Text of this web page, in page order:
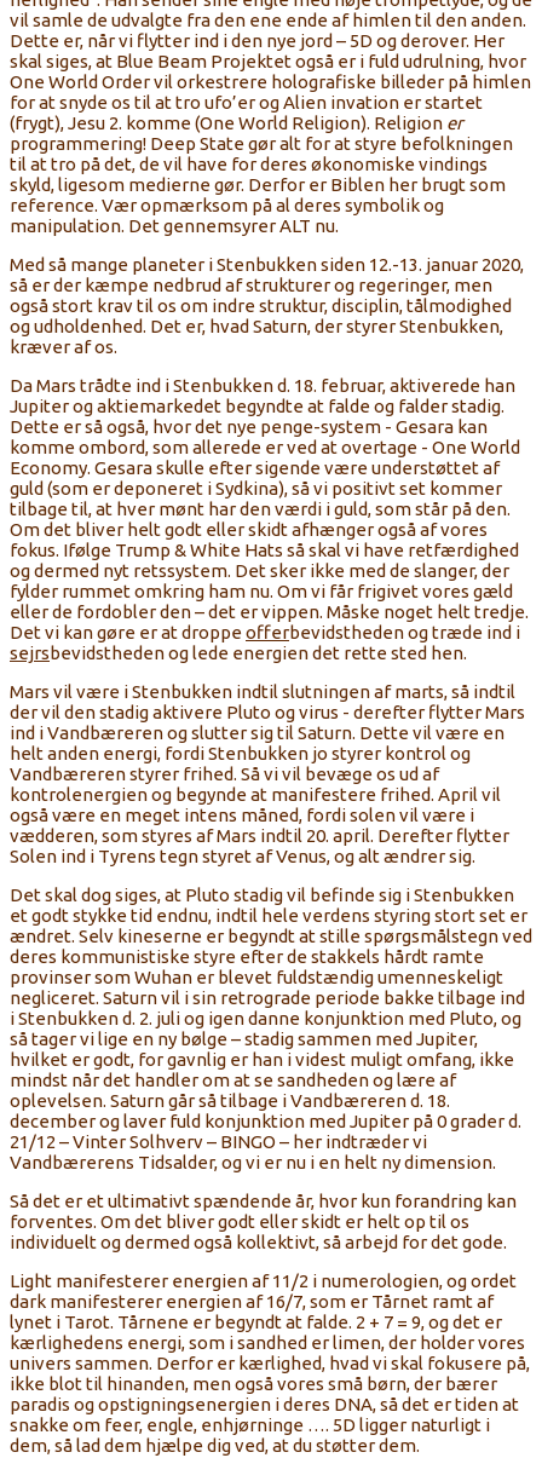
vil samle de udvalgte fra den ene ende af himlen til den anden.
Dette er, når vi flytter ind i den nye jord – 5D og derover. Her
skal siges, at Blue Beam Projektet også er i fuld udrulning, hvor
One World Order vil orkestrere holografiske billeder på himlen
for at snyde os til at tro ufo’er og Alien invation er startet
(frygt), Jesu 2. komme (One World Religion). Religion er
programmering! Deep State gør alt for at styre befolkningen
til at tro på det, de vil have for deres økonomiske vindings
skyld, ligesom medierne gør. Derfor er Biblen her brugt som
reference. Vær opmærksom på al deres symbolik og
manipulation. Det gennemsyrer ALT nu.
Med så mange planeter i Stenbukken siden 12.-13. januar 2020,
så er der kæmpe nedbrud af strukturer og regeringer, men
også stort krav til os om indre struktur, disciplin, tålmodighed
og udholdenhed. Det er, hvad Saturn, der styrer Stenbukken,
kræver af os.
Da Mars trådte ind i Stenbukken d. 18. februar, aktiverede han
Jupiter og aktiemarkedet begyndte at falde og falder stadig.
Dette er så også, hvor det nye penge-system - Gesara kan
komme ombord, som allerede er ved at overtage - One World
Economy. Gesara skulle efter sigende være understøttet af
guld (som er deponeret i Sydkina), så vi positivt set kommer
tilbage til, at hver mønt har den værdi i guld, som står på den.
Om det bliver helt godt eller skidt afhænger også af vores
fokus. Ifølge Trump & White Hats så skal vi have retfærdighed
og dermed nyt retssystem. Det sker ikke med de slanger, der
fylder rummet omkring ham nu. Om vi får frigivet vores gæld
eller de fordobler den – det er vippen. Måske noget helt tredje.
Det vi kan gøre er at droppeofferbevidstheden og træde ind i
sejrsbevidstheden og lede energien det rette sted hen.
Mars vil være i Stenbukken indtil slutningen af ​​marts, så indtil
der vil den stadig aktivere Pluto og virus - derefter flytter Mars
ind i Vandbæreren og slutter sig til Saturn. Dette vil være en
helt anden energi, fordi Stenbukken jo styrer kontrol og
Vandbæreren styrer frihed. Så vi vil bevæge os ud af
kontrolenergien og begynde at manifestere frihed. April vil
også være en meget intens måned, fordi solen vil være i
vædderen, som styres af Mars indtil 20. april. Derefter flytter
Solen ind i Tyrens tegn styret af Venus, og alt ændrer sig.
Det skal dog siges, at Pluto stadig vil befinde sig i Stenbukken
et godt stykke tid endnu, indtil hele verdens styring stort set er
ændret. Selv kineserne er begyndt at stille spørgsmålstegn ved
deres kommunistiske styre efter de stakkels hårdt ramte
provinser som Wuhan er blevet fuldstændig umenneskeligt
negliceret. Saturn vil i sin retrograde periode bakke tilbage ind
i Stenbukken d. 2. juli og igen danne konjunktion med Pluto, og
så tager vi lige en ny bølge – stadig sammen med Jupiter,
hvilket er godt, for gavnlig er han i videst muligt omfang, ikke
mindst når det handler om at se sandheden og lære af
oplevelsen. Saturn går så tilbage i Vandbæreren d. 18.
december og laver fuld konjunktion med Jupiter på 0 grader d.
21/12 – Vinter Solhverv – BINGO – her indtræder vi
Vandbærerens Tidsalder, og vi er nu i en helt ny dimension.
Så det er et ultimativt spændende år, hvor kun forandring kan
forventes. Om det bliver godt eller skidt er helt op til os
individuelt og dermed også kollektivt, så arbejd for det gode.
Light manifesterer energien af 11/2 i numerologien, og ordet
dark manifesterer energien af 16/7, som er Tårnet ramt af
lynet i Tarot. Tårnene er begyndt at falde. 2 + 7 = 9, og det er
kærlighedens energi, som i sandhed er limen, der holder vores
univers sammen. Derfor er kærlighed, hvad vi skal fokusere på,
ikke blot til hinanden, men også vores små børn, der bærer
paradis og opstigningsenergien i deres DNA, så det er tiden at
snakke om feer, engle, enhjørninge …. 5D ligger naturligt i
dem, så lad dem hjælpe dig ved, at du støtter dem.